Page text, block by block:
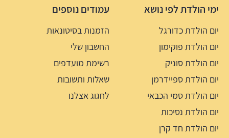
ימי הולדת לפי נושא
יום הולדת כדורגל
יום הולדת פוקימון
יום הולדת סוניק
יום הולדת ספיידרמן
יום הולדת סמי הכבאי
יום הולדת נסיכות
יום הולדת חד קרן
עמודים נוספים
הזמנות בסיטונאות
החשבון שלי
רשימת מועדפים
שאלות ותשובות
לחגוג אצלנו